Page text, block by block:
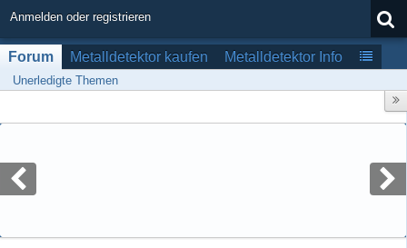
Anmelden oder registrieren
Forum Metalldetektor kaufen Metalldetektor Info
Unerledigte Themen